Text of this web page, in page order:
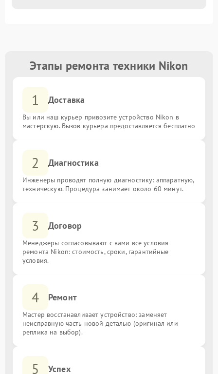
Этапы ремонта техники Nikon
1 Доставка
Вы или наш курьер привозите устройство Nikon в
мастерскую. Вызов курьера предоставляется бесплатно
2 Диагностика
Инженеры проводят полную диагностику: аппаратную,
техническую. Процедура занимает около 60 минут.
3 Договор
Менеджеры согласовывают с вами все условия
ремонта Nikon: стоимость, сроки, гарантийные
условия.
4 Ремонт
Мастер восстанавливает устройство: заменяет
неисправную часть новой деталью (оригинал или
реплика на выбор).
5 Успех